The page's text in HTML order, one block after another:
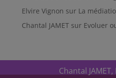
Elvire Vignon sur La
Chantal JAMETsur Evoluer
Chantal